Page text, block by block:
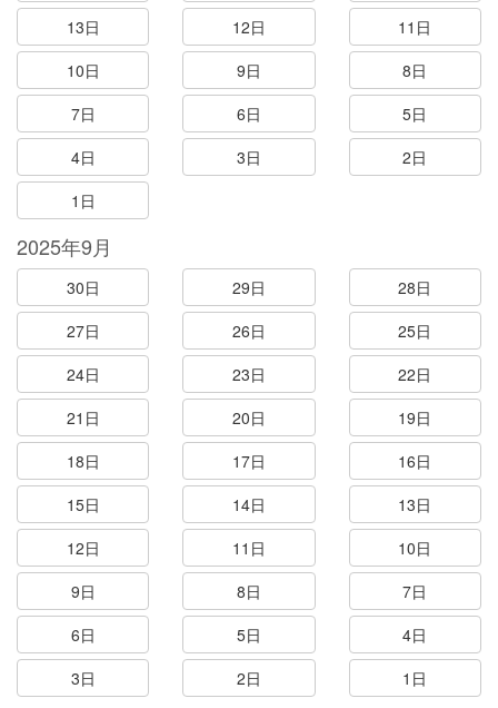
13日
12日
11日
10日
9日
8日
7日
6日
5日
4日
3日
2日
1日
2025年9月
30日 29日
28日
27日
26日
25日
24日
23日
22日
21日
20日
19日
18日
17日
16日
15日
14日
13日
12日
11日
10日
9日
8日
7日
6日
5日
4日
3日
2日 1日